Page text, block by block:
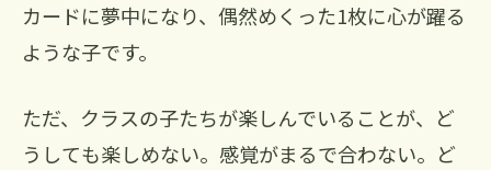
カードに夢中になり、偶然めくった1枚に心が躍る
ような子です。
ただ、クラスの子たちが楽しんでいることが、ど
うしても楽しめない。感覚がまるで合わない。ど